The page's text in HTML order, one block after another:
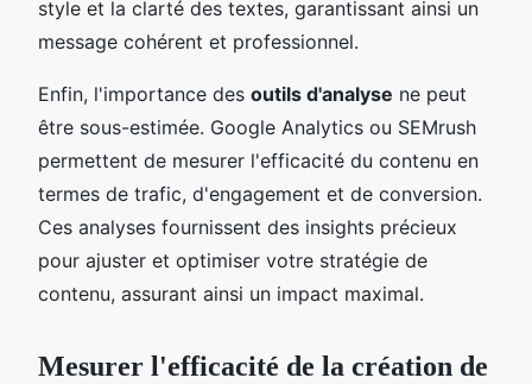
style et la clarté des textes, garantissant ainsi un
message cohérent et professionnel.
Enfin, l'importance des outils d'analyse ne peut
être sous-estimée. Google Analytics ou SEMrush
permettent de mesurer l'efficacité du contenu en
termes de trafic, d'engagement et de conversion.
Ces analyses fournissent des insights précieux
pour ajuster et optimiser votre stratégie de
contenu, assurant ainsi un impact maximal.
Mesurer l'efficacité de la création de